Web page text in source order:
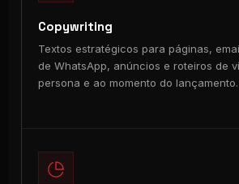
Copywriting
Textos estratégicos para páginas,
de WhatsApp, anúncios e roteiros de
persona e ao momento do lançamento.